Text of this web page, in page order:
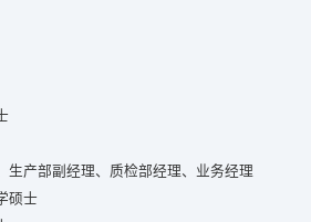
生产部副经理、质检部经理、业务经理
硕士